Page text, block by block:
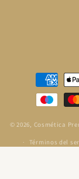
Formas
pago
© 2026, Cosmética
Términos del